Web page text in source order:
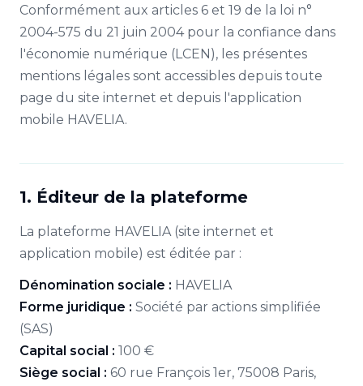
Conformément aux articles 6 et 19 de la loi n°
2004-575 du 21 juin 2004 pour la confiance dans
l'économie numérique (LCEN), les présentes
mentions légales sont accessibles depuis toute
page du site internet et depuis l'application
mobile HAVELIA.
1. Éditeur de la plateforme
La plateforme HAVELIA (site internet et
application mobile) est éditée par :
Dénomination sociale : HAVELIA
Forme juridique : Société par actions simplifiée
(SAS)
Capital social : 100 €
Siège social : 60 rue François 1er, 75008 Paris,